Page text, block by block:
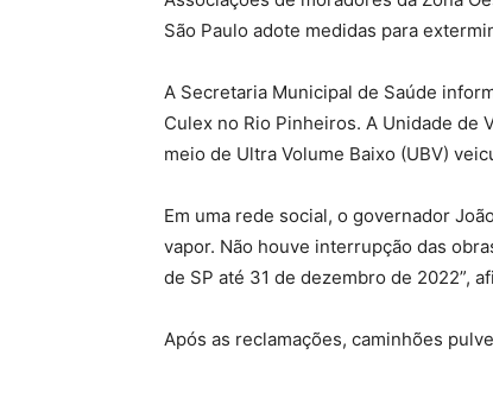
São Paulo adote medidas para
A Secretaria Municipal de Saúde
Culex no Rio Pinheiros. A Unidade de
meio de Ultra Volume Baixo (UBV)
Em uma rede social, o governador
vapor. Não houve interrupção das
de SP até 31 de dezembro de 2022”,
Após as reclamações, caminhões